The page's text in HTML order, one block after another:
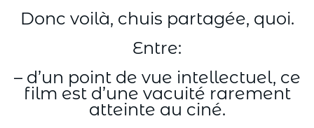
Donc voilà, chuis partagée, quoi.
Entre:
– d’un point de vue intellectuel, ce
film est d’une vacuité rarement
atteinte au ciné.